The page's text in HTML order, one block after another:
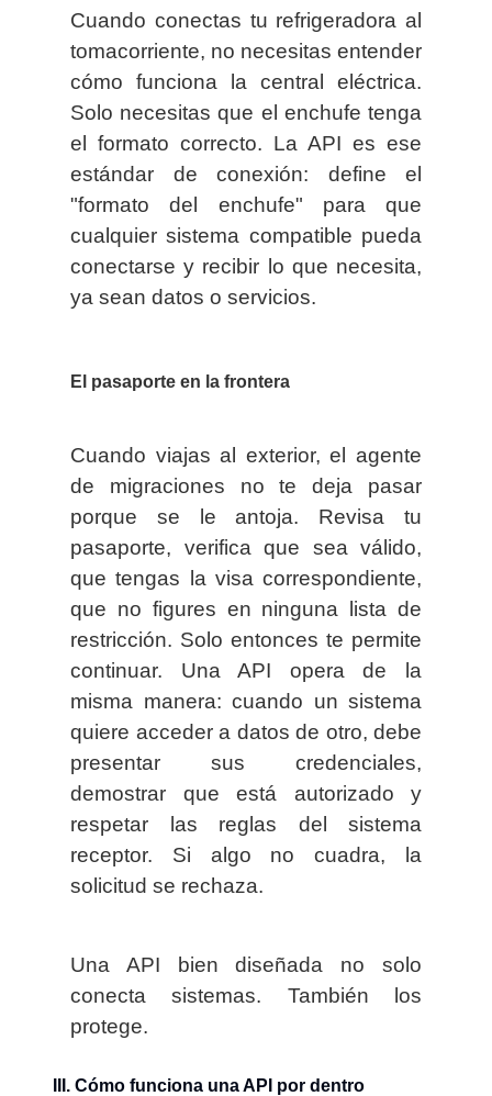
Cuando conectas tu refrigeradora al
tomacorriente, no necesitas entender
cómo funciona la central eléctrica.
Solo necesitas que el enchufe tenga
el formato correcto. La API es ese
estándar de conexión: define el
"formato del enchufe" para que
cualquier sistema compatible pueda
conectarse y recibir lo que necesita,
ya sean datos o servicios.
El pasaporte en la frontera
Cuando viajas al exterior, el agente
de migraciones no te deja pasar
porque se le antoja. Revisa tu
pasaporte, verifica que sea válido,
que tengas la visa correspondiente,
que no figures en ninguna lista de
restricción. Solo entonces te permite
continuar. Una API opera de la
misma manera: cuando un sistema
quiere acceder a datos de otro, debe
presentar sus credenciales,
demostrar que está autorizado y
respetar las reglas del sistema
receptor. Si algo no cuadra, la
solicitud se rechaza.
Una API bien diseñada no solo
conecta sistemas. También los
protege.
III. Cómo funciona una API por dentro